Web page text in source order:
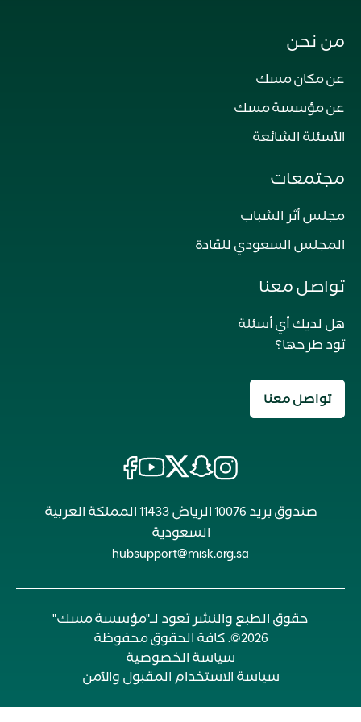
من نحن
عن مكان مسك
عن مؤسسة مسك
الأسئلة الشائعة
مجتمعات
مجلس أثر الشباب
المجلس السعودي للقادة
تواصل معنا
هل لديك أي أسئلة
تود طرحها؟
تواصل معنا
صندوق بريد 10076 الرياض 11433 المملكة العربية
السعودية
hubsupport@misk.org.sa
حقوق الطبع والنشر تعود لـ"مؤسسة مسك"
2026©. كافة الحقوق محفوظة
سياسة الخصوصية
سياسة الاستخدام المقبول والآمن